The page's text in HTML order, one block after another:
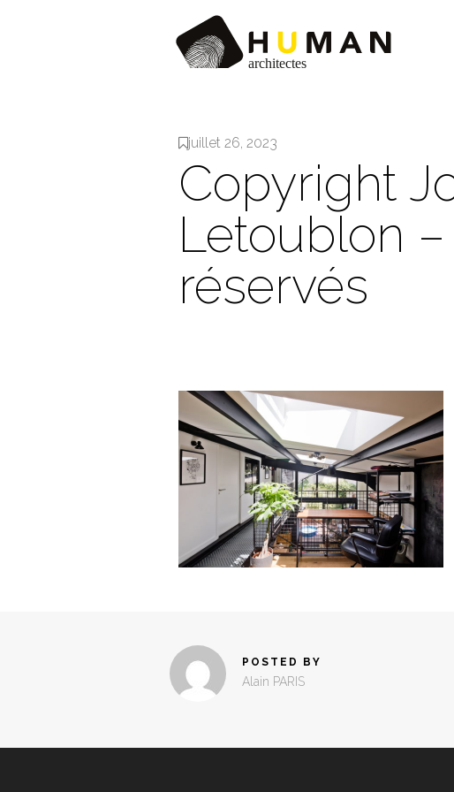
juillet 26, 2023
Copyright
Letoublon
réservés
POSTED BY
Alain PARIS